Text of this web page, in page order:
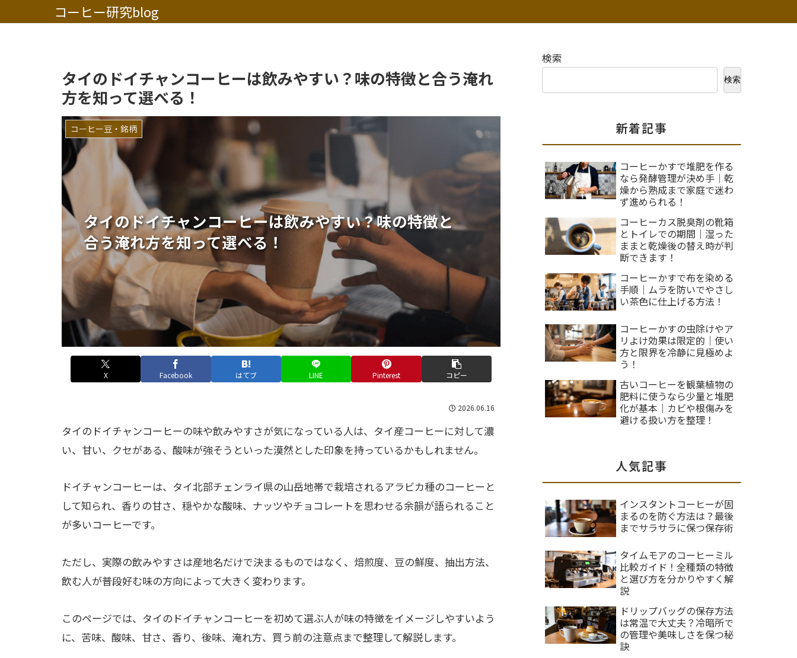
コーヒー研究blog
タイのドイチャンコーヒーは飲みやすい？味の特徴と合う淹れ
方を知って選べる！
タイのドイチャンコーヒーは飲みやすい？味の特徴と
合う淹れ方を知って選べる！
コーヒー豆・銘柄
X Facebook はてブ LINE Pinterest コピー
2026.06.16
タイのドイチャンコーヒーの味や飲みやすさが気になっている人は、タイ産コーヒーに対して濃
い、甘い、クセがある、酸味が強そうといった漠然とした印象を持っているかもしれません。
ドイチャンコーヒーは、タイ北部チェンライ県の山岳地帯で栽培されるアラビカ種のコーヒーと
して知られ、香りの甘さ、穏やかな酸味、ナッツやチョコレートを思わせる余韻が語られること
が多いコーヒーです。
ただし、実際の飲みやすさは産地名だけで決まるものではなく、焙煎度、豆の鮮度、抽出方法、
飲む人が普段好む味の方向によって大きく変わります。
このページでは、タイのドイチャンコーヒーを初めて選ぶ人が味の特徴をイメージしやすいよう
に、苦味、酸味、甘さ、香り、後味、淹れ方、買う前の注意点まで整理して解説します。
検索
検索
新着記事
コーヒーかすで堆肥を作る
なら発酵管理が決め手｜乾
燥から熟成まで家庭で迷わ
ず進められる！
コーヒーカス脱臭剤の靴箱
とトイレでの期間｜湿った
ままと乾燥後の替え時が判
断できます！
コーヒーかすで布を染める
手順｜ムラを防いでやさし
い茶色に仕上げる方法！
コーヒーかすの虫除けやア
リよけ効果は限定的｜使い
方と限界を冷静に見極めよ
う！
古いコーヒーを観葉植物の
肥料に使うなら少量と堆肥
化が基本｜カビや根傷みを
避ける扱い方を整理！
人気記事
インスタントコーヒーが固
まるのを防ぐ方法は？最後
までサラサラに保つ保存術
タイムモアのコーヒーミル
比較ガイド！全種類の特徴
と選び方を分かりやすく解
説
ドリップバッグの保存方法
は常温で大丈夫？冷暗所で
の管理や美味しさを保つ秘
訣